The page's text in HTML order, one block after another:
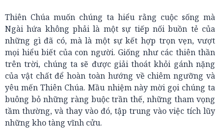
Thiên Chúa muốn chúng ta hiểu rằng cuộc sống mà
Ngài hứa không phải là một sự tiếp nối buồn tẻ của
những gì đã có, mà là một sự kết hợp trọn vẹn, vượt
mọi hiểu biết của con người. Giống như các thiên thần
trên trời, chúng ta sẽ được giải thoát khỏi gánh nặng
của vật chất để hoàn toàn hướng về chiêm ngưỡng và
yêu mến Thiên Chúa. Mầu nhiệm này mời gọi chúng ta
buông bỏ những ràng buộc trần thế, những tham vọng
tầm thường, và thay vào đó, tập trung vào việc tích lũy
những kho tàng vĩnh cửu.